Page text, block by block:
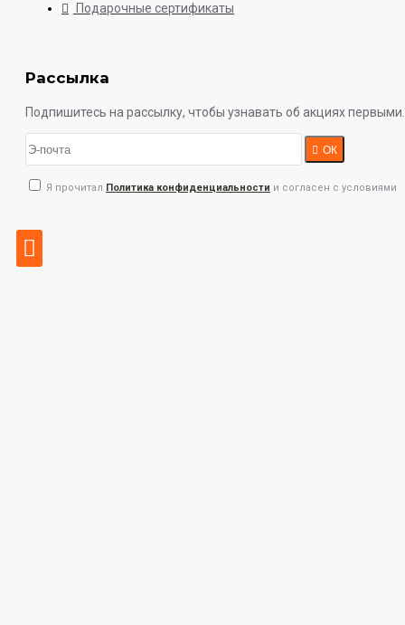
Подарочные сертификаты
Рассылка
Подпишитесь на рассылку, чтобы узнавать об акциях первыми.
ОК
Я прочитал Политика конфиденциальности и согласен с условиями